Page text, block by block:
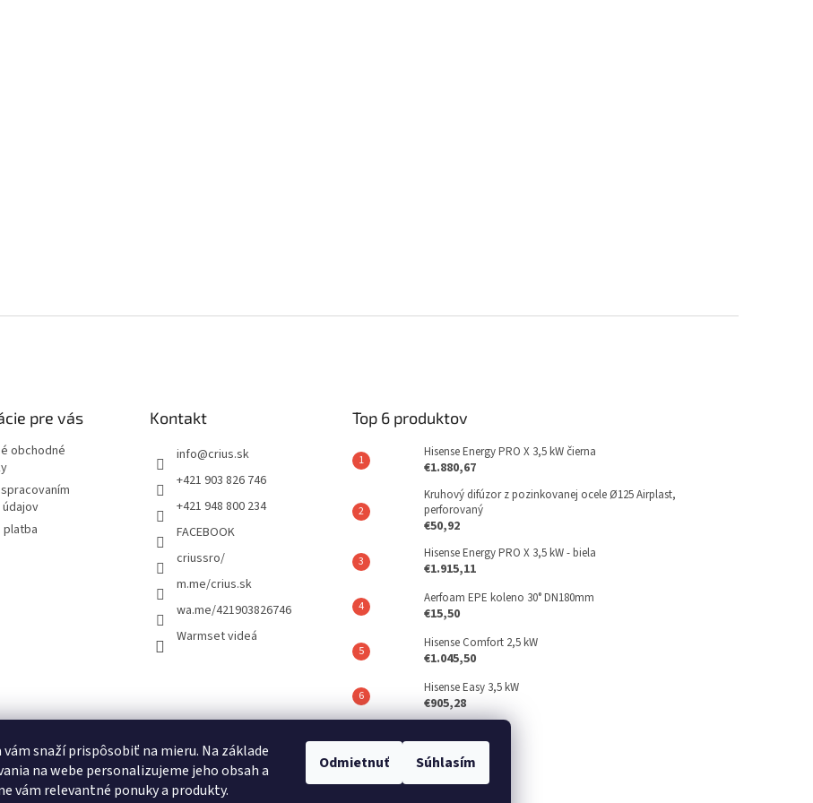
vám snaží prispôsobiť na mieru. Na základe
na webe personalizujeme jeho obsah a
vám relevantné ponuky a produkty.
Odmietnuť Súhlasím
pre vás
obchodné
platba
Kontakt
info@crius.sk
+421 903 826 746
+421 948 800 234
FACEBOOK
criussro/
m.me/crius.sk
wa.me/421903826746
Warmset videá
Top 6 produktov
Hisense Energy PRO X 3,5 kW čierna
€1.880,67
Kruhový difúzor z pozinkovanej ocele Ø125 Airplast,
perforovaný
€50,92
Hisense Energy PRO X 3,5 kW - biela
€1.915,11
Aerfoam EPE koleno 30° DN180mm
€15,50
Hisense Comfort 2,5 kW
€1.045,50
Hisense Easy 3,5 kW
€905,28
hodnotenie